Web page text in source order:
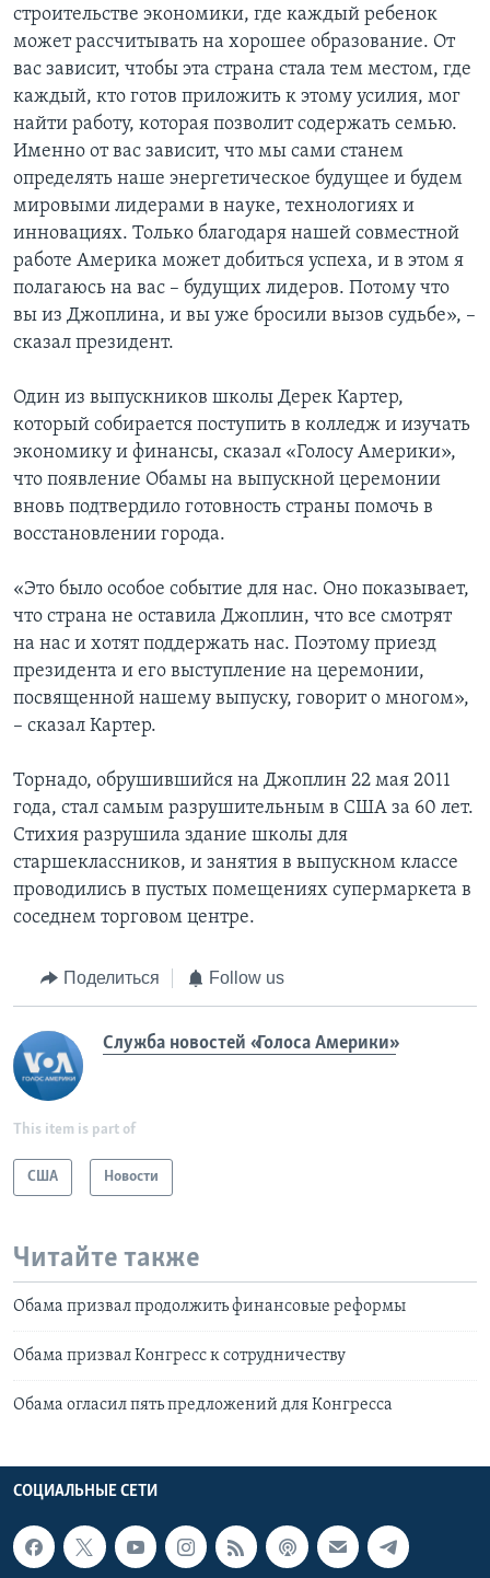
строительстве экономики, где каждый ребенок
может рассчитывать на хорошее образование. От
вас зависит, чтобы эта страна стала тем местом, где
каждый, кто готов приложить к этому усилия, мог
найти работу, которая позволит содержать семью.
Именно от вас зависит, что мы сами станем
определять наше энергетическое будущее и будем
мировыми лидерами в науке, технологиях и
инновациях. Только благодаря нашей совместной
работе Америка может добиться успеха, и в этом я
полагаюсь на вас – будущих лидеров. Потому что
вы из Джоплина, и вы уже бросили вызов судьбе», –
сказал президент.
Один из выпускников школы Дерек Картер,
который собирается поступить в колледж и изучать
экономику и финансы, сказал «Голосу Америки»,
что появление Обамы на выпускной церемонии
вновь подтвердило готовность страны помочь в
восстановлении города.
«Это было особое событие для нас. Оно показывает,
что страна не оставила Джоплин, что все смотрят
на нас и хотят поддержать нас. Поэтому приезд
президента и его выступление на церемонии,
посвященной нашему выпуску, говорит о многом»,
– сказал Картер.
Торнадо, обрушившийся на Джоплин 22 мая 2011
года, стал самым разрушительным в США за 60 лет.
Стихия разрушила здание школы для
старшеклассников, и занятия в выпускном классе
проводились в пустых помещениях супермаркета в
соседнем торговом центре.
Поделиться Follow us
Служба новостей «Голоса Америки»
This item is part of
США Новости
Читайте также
Обама призвал продолжить финансовые реформы
Обама призвал Конгресс к сотрудничеству
Обама огласил пять предложений для Конгресса
СОЦИАЛЬНЫЕ СЕТИ